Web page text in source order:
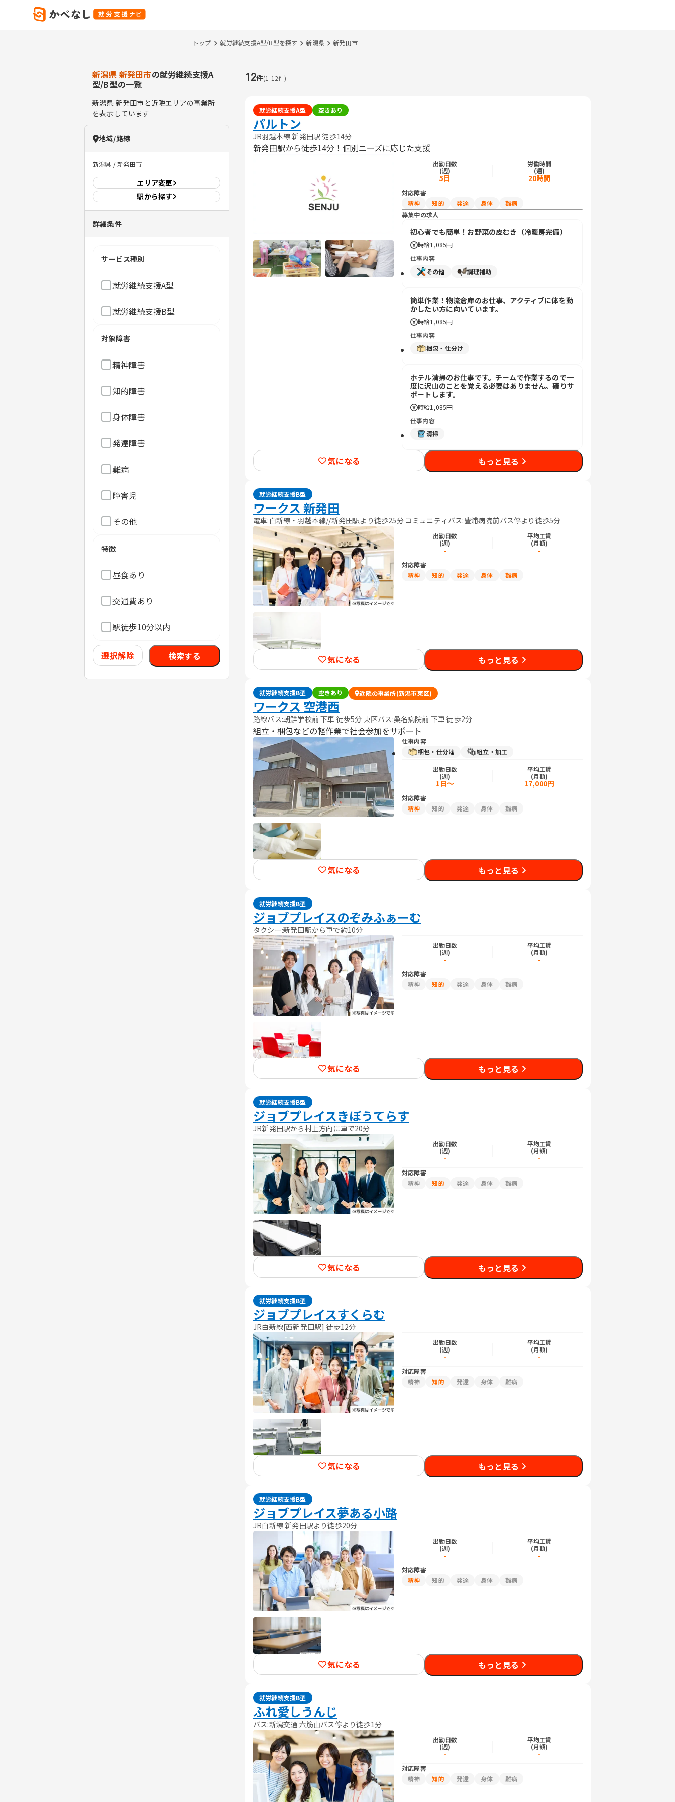
トップ 就労継続支援A型/B型を探す 新潟県 新発田市
新潟県 新発田市の就労継続支援A
型/B型の一覧
新潟県 新発田市 と近隣エリアの事業所
を表示しています
地域/路線
新潟県 / 新発田市
エリア変更
駅から探す
詳細条件
サービス種別
就労継続支援A型
就労継続支援B型
対象障害
精神障害
知的障害
身体障害
発達障害
難病
障害児
その他
特徴
昼食あり
交通費あり
駅徒歩10分以内
選択解除 検索する
12件(1 -12件)
就労継続支援A型 空きあり
パルトン
JR羽越本線 新発田駅 徒歩14分
新発田駅から徒歩14分！個別ニーズに応じた支援
出勤日数
(週)
5日
労働時間
(週)
20時間
対応障害
精神
知的 発達 身体
難病
募集中の求人
初心者でも簡単！お野菜の皮むき（冷暖房完備）
時給1,085円
仕事内容
その他
調理補助
簡単作業！物流倉庫のお仕事、アクティブに体を動
かしたい方に向いています。
時給1,085円
仕事内容
梱包・仕分け
ホテル清掃のお仕事です。チームで作業するので一
度に沢山のことを覚える必要はありません。確りサ
ポートします。
時給1,085円
仕事内容
清掃
気になる もっと見る
就労継続支援B型
ワークス 新発田
電車:白新線・羽越本線//新発田駅より徒歩25分 コミュニティバス:豊浦病院前バス停より徒歩5分
出勤日数
(週)
-
平均工賃
(月額)
-
対応障害
精神
知的 発達 身体 難病
気になる もっと見る
就労継続支援B型 空きあり 近隣の事業所(新潟市東区)
ワークス 空港西
路線バス:朝鮮学校前 下車 徒歩5分 東区バス:桑名病院前 下車 徒歩2分
組立・梱包などの軽作業で社会参加をサポート
仕事内容
梱包・仕分け
組立・加工
出勤日数
(週)
1日～
平均工賃
(月額)
17,000円
対応障害
精神
知的 発達 身体 難病
気になる もっと見る
就労継続支援B型
ジョブプレイスのぞみふぁーむ
タクシー:新発田駅から車で約10分
出勤日数
(週)
-
平均工賃
(月額)
-
対応障害
精神
知的 発達 身体 難病
気になる もっと見る
就労継続支援B型
ジョブプレイスきぼうてらす
JR新発田駅から村上方向に車で20分
出勤日数
(週)
-
平均工賃
(月額)
-
対応障害
精神
知的 発達 身体 難病
気になる もっと見る
就労継続支援B型
ジョブプレイスすくらむ
JR白新線[西新発田駅] 徒歩12分
出勤日数
(週)
-
平均工賃
(月額)
-
対応障害
精神
知的 発達 身体 難病
気になる もっと見る
就労継続支援B型
ジョブプレイス夢ある小路
JR白新線 新発田駅より徒歩20分
出勤日数
(週)
-
平均工賃
(月額)
-
対応障害
精神
知的 発達 身体 難病
気になる もっと見る
就労継続支援B型
ふれ愛しうんじ
バス:新潟交通 六筋山バス停より徒歩1分
出勤日数
(週)
-
平均工賃
(月額)
-
対応障害
精神
知的 発達 身体 難病